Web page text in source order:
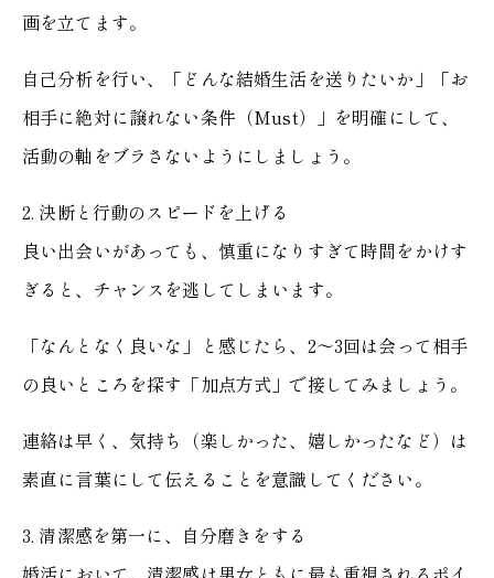
画を立てます。
自己分析を行い、「どんな結婚生活を送りたいか」「お
相手に絶対に譲れない条件（Must）」を明確にして、
活動の軸をブラさないようにしましょう。
2. 決断と行動のスピードを上げる
良い出会いがあっても、慎重になりすぎて時間をかけす
ぎると、チャンスを逃してしまいます。
「なんとなく良いな」と感じたら、2〜3回は会って相手
の良いところを探す「加点方式」で接してみましょう。
連絡は早く、気持ち（楽しかった、嬉しかったなど）は
素直に言葉にして伝えることを意識してください。
3. 清潔感を第一に、自分磨きをする